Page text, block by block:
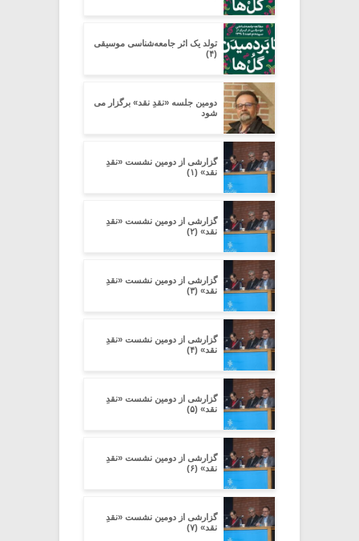
تولد یک اثر جامعه‌شناسی موسیقی
(۴)
دومین جلسه «نقدِ نقد» برگزار می
شود
گزارشی از دومین نشست «نقدِ
نقد» (۱)
گزارشی از دومین نشست «نقدِ
نقد» (۲)
گزارشی از دومین نشست «نقدِ
نقد» (۳)
گزارشی از دومین نشست «نقدِ
نقد» (۴)
گزارشی از دومین نشست «نقدِ
نقد» (۵)
گزارشی از دومین نشست «نقدِ
نقد» (۶)
گزارشی از دومین نشست «نقدِ
نقد» (۷)